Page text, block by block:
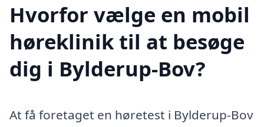
Hvorfor vælge en mobil
høreklinik til at besøge
dig i Bylderup-Bov?
At få foretaget en høretest i Bylderup-Bov